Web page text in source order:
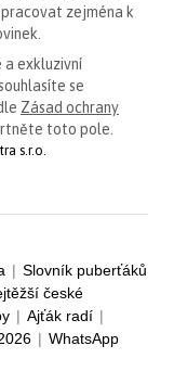
zejména k
a exkluzivní
se
Zásad ochrany
toto pole.
s.r.o.
| Slovník puberťáků
české
| Ajťák radí |
| WhatsApp